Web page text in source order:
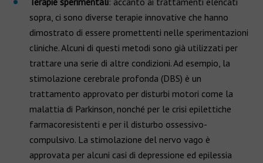
sopra, ci sono diverse terapie innovative che hanno
dimostrato di essere promettenti nelle sperimentazioni
cliniche. Alcuni di questi metodi sono già utilizzati per
trattare una serie di altre condizioni. Ad esempio, la
stimolazione cerebrale profonda (DBS) è un
trattamento approvato per disturbi motori come la
malattia di Parkinson, nonché per le crisi epilettiche
farmacoresistenti e per il disturbo ossessivo-
compulsivo. La stimolazione del nervo vago è
approvata per alcuni casi di depressione ed epilessia